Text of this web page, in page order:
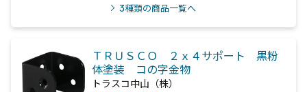
3種類の商品一覧へ
ＴＲＵＳＣＯ ２ｘ４サポート 黒粉
体塗装 コの字金物
トラスコ中山（株）